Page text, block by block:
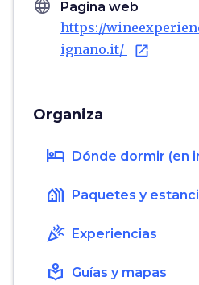
language Pagina web
https://
ignano.it/
open_in_new
Organiza
hotel Dónde dormir (en
holiday_village Paquetes y
celebration Experiencias
local_library Guías y mapas